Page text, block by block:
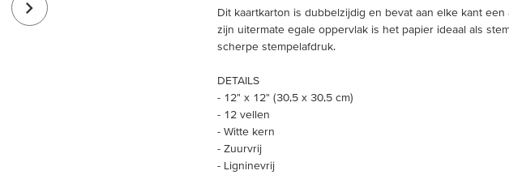
Dit kaartkarton is dubbelzijdig en bevat aan elke kant
zijn uitermate egale oppervlak is het papier ideaal als
scherpe stempelafdruk.
DETAILS
- 12" x 12" (30,5 x 30,5 cm)
- 12 vellen
- Witte kern
- Zuurvrij
- Ligninevrij